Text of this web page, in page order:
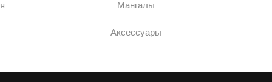
Мангалы
Аксессуары